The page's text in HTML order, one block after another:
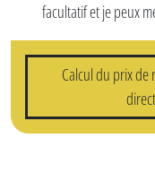
facultatif et je peux
Calcul du prix